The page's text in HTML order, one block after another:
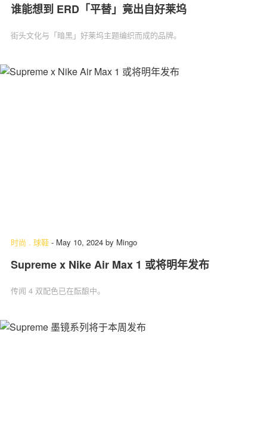
谁能想到 ERD「平替」竟出自好莱坞
街头文化与「暗黑」好莱坞主题编织而成的品牌。
时尚 . 球鞋 - May 10, 2024 by Mingo
Supreme x Nike Air Max 1 或将明年发布
传闻 4 双配色已在酝酿中。